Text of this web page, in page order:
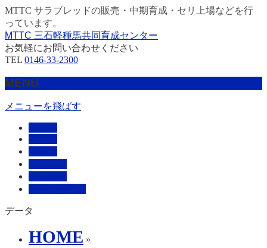
MTTC サラブレッドの販売・中期育成・セリ上場などを行
っています。
MTTC 三石軽種馬共同育成センター
お気軽にお問い合わせください
TEL 0146-33-2300
MENU
メニューを飛ばす
データ
HOME »